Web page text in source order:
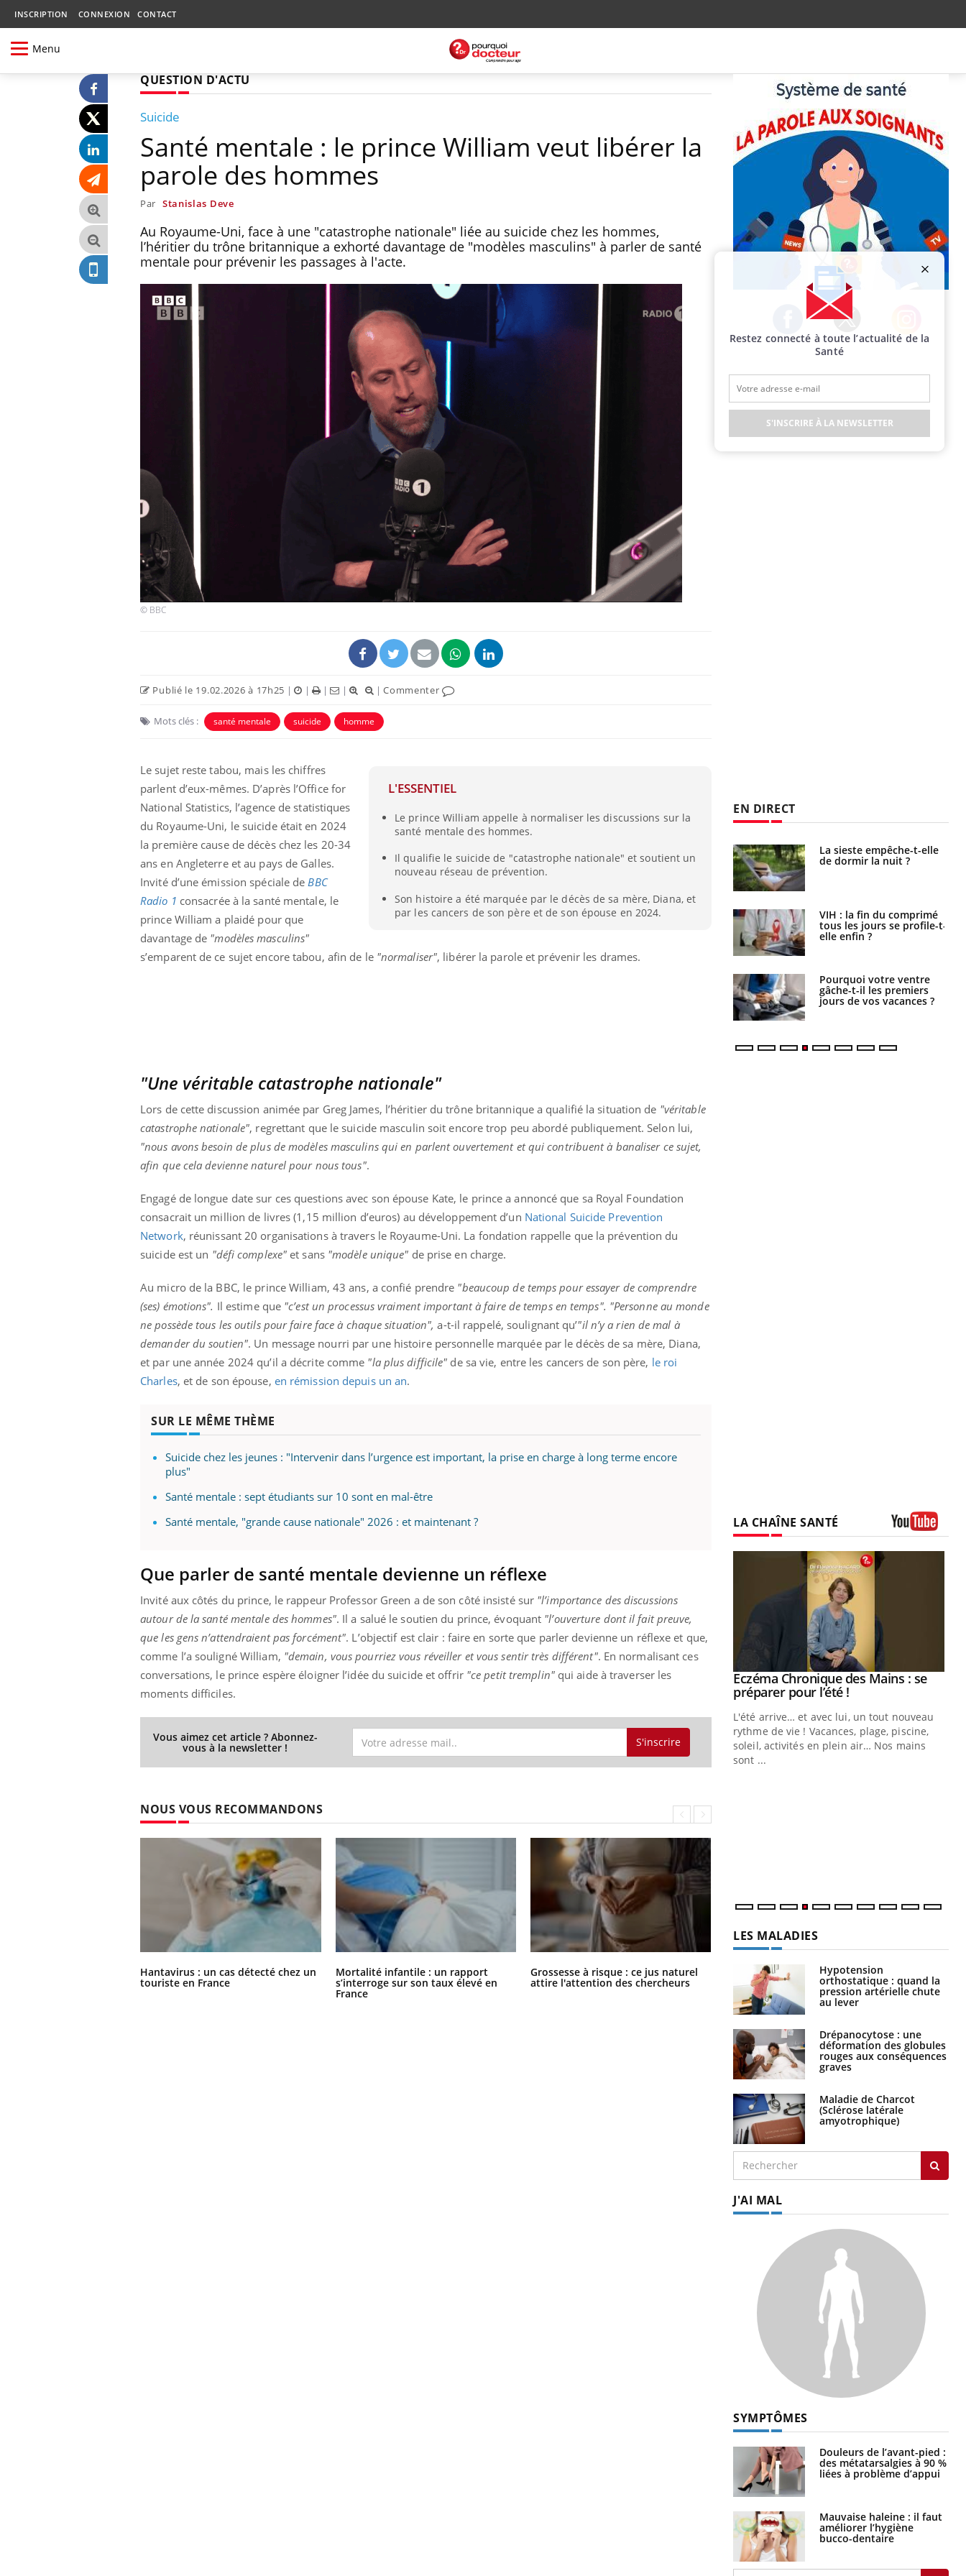
INSCRIPTION CONNEXION CONTACT
Menu
QUESTION D'ACTU
Suicide
Santé mentale : le prince William veut libérer la
parole des hommes
Par Stanislas Deve
Au Royaume-Uni, face à une "catastrophe nationale" liée au suicide chez les hommes,
l’héritier du trône britannique a exhorté davantage de "modèles masculins" à parler de santé
mentale pour prévenir les passages à l'acte.
© BBC
Publié le 19.02.2026 à 17h25 | | | | |Commenter
Mots clés : santé mentale suicide homme
L'ESSENTIEL
Le prince William appelle à normaliser les discussions sur la
santé mentale des hommes.
Il qualifie le suicide de "catastrophe nationale" et soutient un
nouveau réseau de prévention.
Son histoire a été marquée par le décès de sa mère, Diana, et
par les cancers de son père et de son épouse en 2024.
Le sujet reste tabou, mais les chiffres
parlent d’eux-mêmes. D’après l’Office for
National Statistics, l’agence de statistiques
du Royaume-Uni, le suicide était en 2024
la première cause de décès chez les 20-34
ans en Angleterre et au pays de Galles.
Invité d’une émission spéciale deBBC
Radio 1 consacrée à la santé mentale, le
prince William a plaidé pour que
davantage de "modèles masculins"
s’emparent de ce sujet encore tabou, afin de le "normaliser", libérer la parole et prévenir les drames.
"Une véritable catastrophe nationale"
Lors de cette discussion animée par Greg James, l’héritier du trône britannique a qualifié la situation de "véritable
catastrophe nationale", regrettant que le suicide masculin soit encore trop peu abordé publiquement. Selon lui,
"nous avons besoin de plus de modèles masculins qui en parlent ouvertement et qui contribuent à banaliser ce sujet,
afin que cela devienne naturel pour nous tous".
Engagé de longue date sur ces questions avec son épouse Kate, le prince a annoncé que sa Royal Foundation
consacrait un million de livres (1,15 million d’euros) au développement d’un National Suicide Prevention
Network, réunissant 20 organisations à travers le Royaume-Uni. La fondation rappelle que la prévention du
suicide est un "défi complexe" et sans "modèle unique" de prise en charge.
Au micro de la BBC, le prince William, 43 ans, a confié prendre "beaucoup de temps pour essayer de comprendre
(ses) émotions". Il estime que "c’est un processus vraiment important à faire de temps en temps". "Personne au monde
ne possède tous les outils pour faire face à chaque situation", a-t-il rappelé, soulignant qu’"il n’y a rien de mal à
demander du soutien". Un message nourri par une histoire personnelle marquée par le décès de sa mère, Diana,
et par une année 2024 qu’il a décrite comme "la plus difficile" de sa vie, entre les cancers de son père, le roi
Charles, et de son épouse, en rémission depuis un an.
SUR LE MÊME THÈME
Suicide chez les jeunes : "Intervenir dans l’urgence est important, la prise en charge à long terme encore
plus"
Santé mentale : sept étudiants sur 10 sont en mal-être
Santé mentale, "grande cause nationale" 2026 : et maintenant ?
Que parler de santé mentale devienne un réflexe
Invité aux côtés du prince, le rappeur Professor Green a de son côté insisté sur "l’importance des discussions
autour de la santé mentale des hommes". Il a salué le soutien du prince, évoquant "l’ouverture dont il fait preuve,
que les gens n’attendraient pas forcément". L’objectif est clair : faire en sorte que parler devienne un réflexe et que,
comme l’a souligné William, "demain, vous pourriez vous réveiller et vous sentir très différent". En normalisant ces
conversations, le prince espère éloigner l’idée du suicide et offrir "ce petit tremplin"qui aide à traverser les
moments difficiles.
Vous aimez cet article ? Abonnez-
vous à la newsletter ! S'inscrire
NOUS VOUS RECOMMANDONS
Hantavirus : un cas détecté chez un
touriste en France
Mortalité infantile : un rapport
s’interroge sur son taux élevé en
France
Grossesse à risque : ce jus naturel
attire l'attention des chercheurs
Comment oublier les écrans en
vacances ?
Facebook Twitter Instagram
EN DIRECT
Hantavirus : un cas
détecté chez un touriste
en France
Mortalité infantile : un
rapport s’interroge sur
son taux élevé en France
écrans en vacances ?
Toujours connectés :
West Nile : que se passe-
Les médicaments GLP-1
La sieste empêche-t-elle
de dormir la nuit ?
VIH : la fin du comprimé
tous les jours se profile-t-
elle enfin ?
Pourquoi votre ventre
gâche-t-il les premiers
jours de vos vacances ?
LA CHAÎNE SANTÉ
Eczéma Chronique des Mains :
expliquer ma maladieYoutube
Il y a des sujets qui sont faciles à aborder...
d'autres non ! D'un côté, poser des
questions sur la maladie d'un proche c'est
Youtube
Carence en fer : comprendre pour
Fatigue, irritabilité, brouillard mental ou
même alopécie… Les symptômes de la
carence en fer sont multiples ce qui la rend
Youtube
Insuline & Charge mentale : et si on
En 2026, l'insuline dans le diabète de type 2
reste entourée d'idées reçues chez les
patients comme parfois chez les soignants.
Youtube
Eczéma Chronique des Mains : se
préparer pour l’été !Youtube
L'été arrive… et avec lui, un tout nouveau
rythme de vie ! Vacances, plage, piscine,
soleil, activités en plein air… Nos mains
sont ...
LES MALADIES
Hypotension
orthostatique : quand la
pression artérielle chute
au lever
Drépanocytose : une
déformation des globules
rouges aux conséquences
graves
Maladie de Charcot
(Sclérose latérale
amyotrophique)
J'AI MAL
SYMPTÔMES
Douleurs de l’avant-pied :
des métatarsalgies à 90 %
liées à problème d’appui
Mauvaise haleine : il faut
améliorer l’hygiène
bucco-dentaire
Restez connecté à toute l’actualité de la
Santé
S'INSCRIRE À LA NEWSLETTER